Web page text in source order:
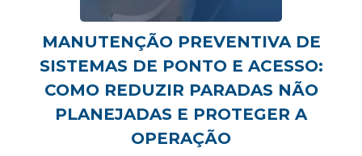
MANUTENÇÃO PREVENTIVA DE
SISTEMAS DE PONTO E ACESSO:
COMO REDUZIR PARADAS NÃO
PLANEJADAS E PROTEGER A
OPERAÇÃO